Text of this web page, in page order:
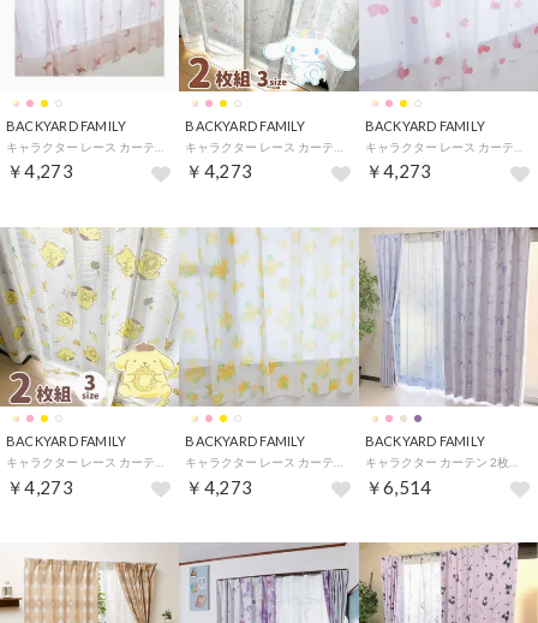
BACKYARD FAMILY
￥4,273
BACKYARD FAMILY
￥4,273
BACKYARD FAMILY
￥4,273
BACKYARD FAMILY
￥4,273
BACKYARD FAMILY
￥4,273
BACKYARD FAMILY
￥6,514